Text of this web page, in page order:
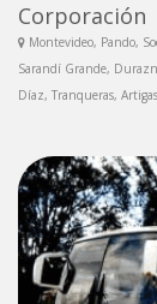
Corporación
Montevideo, Pando,
Sarandí Grande,
Díaz, Tranqueras, Artigas